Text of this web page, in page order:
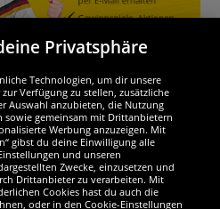
Privatsphäre
Technologien, um dir unsere
Verfügung zu stellen, zusätzliche
Auswahl anzubieten, die Nutzung
sowie gemeinsam mit Drittanbietern
Werbung anzuzeigen. Mit
gibst du deine Einwilligung alle
und unseren
Zwecke, einzusetzen und
Drittanbieter zu verarbeiten. Mit
Cookies hast du auch die
oder in den Cookie-Einstellungen